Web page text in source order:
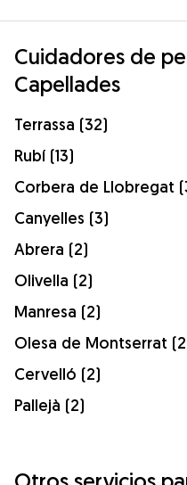
Cuidadores de
Capellades
Terrassa (32)
Rubí (13)
Corbera de Llobregat
Canyelles (3)
Abrera (2)
Olivella (2)
Manresa (2)
Olesa de Montserrat
Cervelló (2)
Pallejà (2)